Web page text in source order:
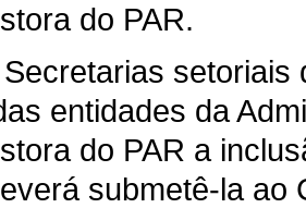
do PAR.
setoriais
entidades da
do PAR a
submetê-la ao